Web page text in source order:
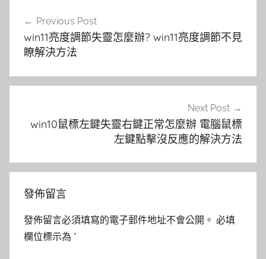
覽
Previous Post
win11亮度調節失靈怎麼辦? win11亮度調節不見
瞭解決方法
Next Post
win10鼠標左鍵失靈右鍵正常怎麼辦 電腦鼠標
左鍵點擊沒反應的解決方法
發佈留言
發佈留言必須填寫的電子郵件地址不會公開。 必填
欄位標示為 *